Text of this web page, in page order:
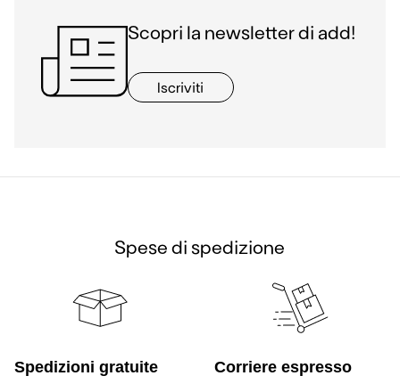
Scopri la newsletter di add!
Iscriviti
Spese di spedizione
Spedizioni gratuite Corriere espresso